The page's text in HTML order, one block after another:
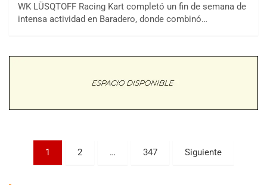
WK LÜSQTOFF Racing Kart completó un fin de semana de
intensa actividad en Baradero, donde combinó…
Paginación
1 2 … 347 Siguiente
COBERTURA ESPECIAL DE E-KART.COM.AR
08/09-AGO
Trenque Lauquen (Buenos Aires)
Villaguay (Entre Ríos)